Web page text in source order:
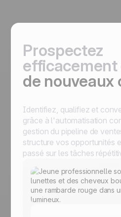
Prospectez
efficacement
de nouveaux
Identifiez, qualifiez et
grâce à l'automatisation
gestion du pipeline de
structure vos opportunités
passé sur les tâches